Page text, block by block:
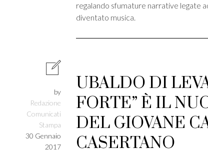
regalando sfumature narrative legate
diventato musica.
by
Redazione
Comunicati
Stampa
30 Gennaio
2017
UBALDO DI
FORTE” È IL
DEL GIOVANE
CASERTANO